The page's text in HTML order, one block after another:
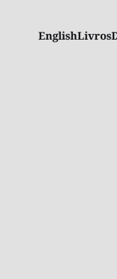
EnglishLivros